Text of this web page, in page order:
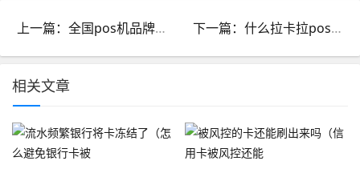
上一篇：全国pos机品牌排行前十_pos机排名前十的品牌 下一篇：什么拉卡拉pos机最好_拉卡拉POS机好吗
相关文章